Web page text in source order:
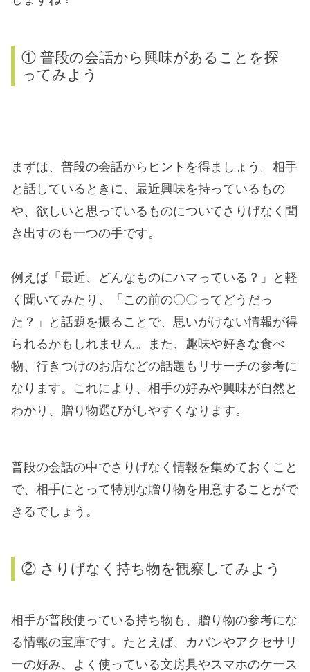
① 普段の会話から興味があることを探
ってみよう
まずは、普段の会話からヒントを得ましょう。相手
と話しているときに、最近興味を持っているもの
や、欲しいと思っているものについてさりげなく聞
き出すのも一つの手です。
例えば「最近、どんなものにハマっている？」と軽
く聞いてみたり、「この前の〇〇ってどうだっ
た？」と話題を振ることで、思いがけない情報が得
られるかもしれません。また、趣味や好きな食べ
物、行きつけのお店などの話題もリサーチの参考に
なります。これにより、相手の好みや興味が自然と
わかり、贈り物選びがしやすくなります。
普段の会話の中でさりげなく情報を集めておくこと
で、相手にとって特別な贈り物を用意することがで
きるでしょう。
② さりげなく持ち物を観察してみよう
相手が普段使っている持ち物も、贈り物の参考にな
る情報の宝庫です。たとえば、カバンやアクセサリ
ーの好み、よく使っている文房具やスマホのケース